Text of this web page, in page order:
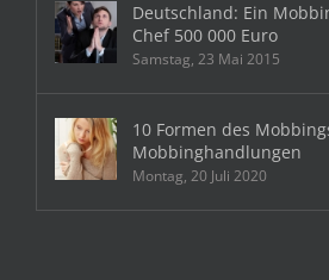
Deutschland: Ein
Chef 500 000 Euro
Samstag, 23 Mai 2015
10 Formen des
Mobbinghandlungen
Montag, 20 Juli 2020